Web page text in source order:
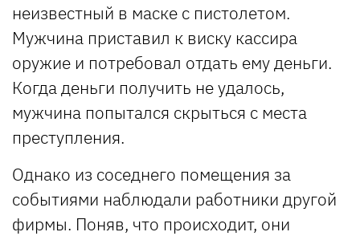
неизвестный в маске с пистолетом.
Мужчина приставил к виску кассира
оружие и потребовал отдать ему деньги.
Когда деньги получить не удалось,
мужчина попытался скрыться с места
преступления.
Однако из соседнего помещения за
событиями наблюдали работники другой
фирмы. Поняв, что происходит, они